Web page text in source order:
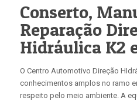
Conserto,
Reparação
Hidráulica K2
O Centro Automotivo Direção
conhecimentos amplos no ramo
respeito pelo meio ambiente. A